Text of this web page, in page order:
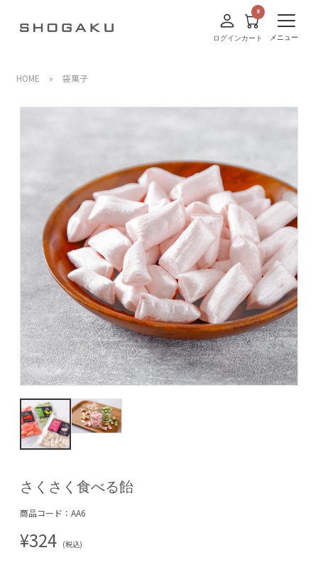
ログインカート メニュー
HOME » 袋菓子
さくさく食べる飴
商品コード：AA6
¥324 (税込)